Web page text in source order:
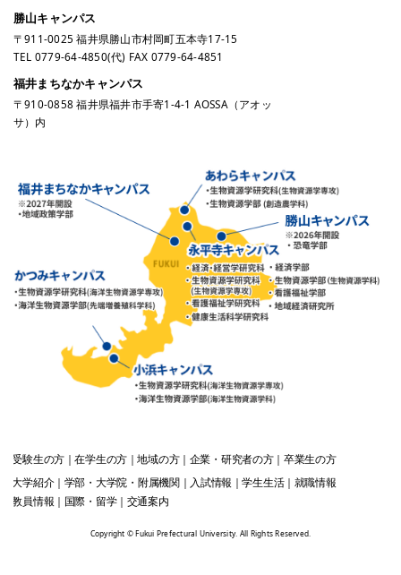
勝山キャンパス
〒911-0025 福井県勝山市村岡町五本寺17-15
TEL 0779-64-4850(代) FAX 0779-64-4851
福井まちなかキャンパス
〒910-0858 福井県福井市手寄1-4-1 AOSSA（アオッ
サ）内
受験生の方 在学生の方 地域の方 企業・研究者の方 卒業生の方
大学紹介
学部・大学院・附属機関 入試情報 学生生活
就職情報
教員情報
国際・留学 交通案内
Copyright © Fukui Prefectural University. All Rights Reserved.